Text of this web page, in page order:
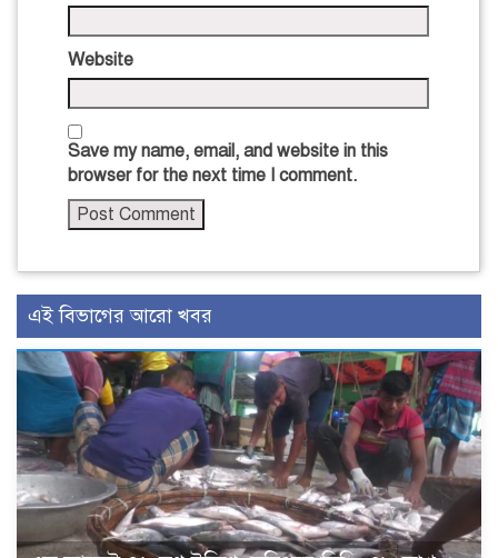
Website
Save my name, email, and website in this
browser for the next time I comment.
এই বিভাগের আরো খবর